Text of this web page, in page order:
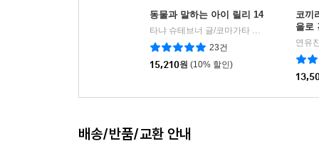
동물과 말하는 아이 릴리 14
타냐 슈테브너 글/코마가타 그림/김현희 역 |
23건
15,210원 (10% 할인)
코끼
을로
연유
배송/반품/교환 안내